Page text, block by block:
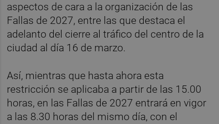
aspectos de cara a la organización de las
Fallas de 2027, entre las que destaca el
adelanto del cierre al tráfico del centro de la
ciudad al día 16 de marzo.
Así, mientras que hasta ahora esta
restricción se aplicaba a partir de las 15.00
horas, en las Fallas de 2027 entrará en vigor
a las 8.30 horas del mismo día, con el